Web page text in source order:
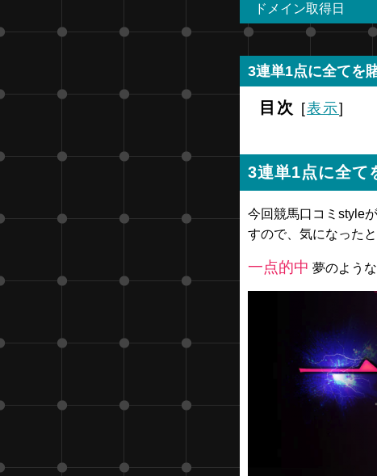
ドメイン取得日
3連単1点に全てを
目次 [表示]
3連単1点に全て
今回競馬口コミstyle
すので、気になった
一点的中 夢のよう